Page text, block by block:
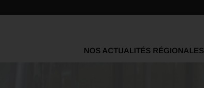
NOS ACTUALITÉS RÉGIONALES